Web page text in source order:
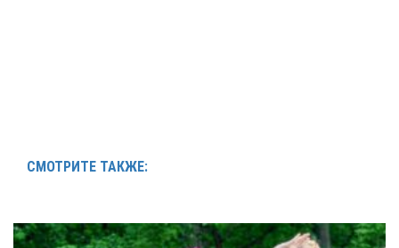
СМОТРИТЕ ТАКЖЕ: